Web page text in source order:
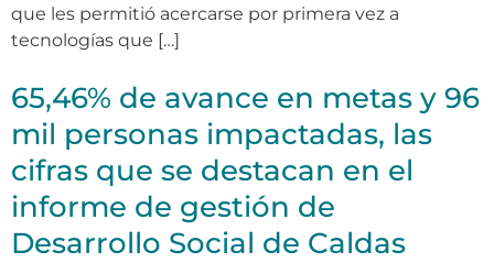
que les permitió acercarse por primera vez a
tecnologías que […]
65,46% de avance en metas y 96
mil personas impactadas, las
cifras que se destacan en el
informe de gestión de
Desarrollo Social de Caldas